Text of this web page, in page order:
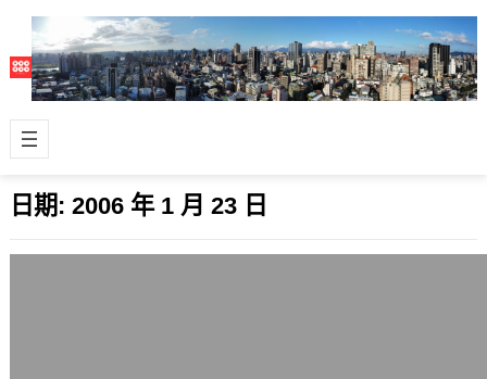
日期: 2006 年 1 月 23 日